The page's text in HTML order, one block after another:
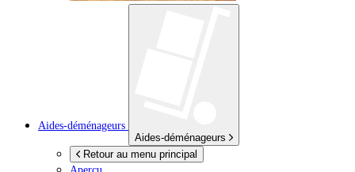
Aides-déménageurs
Aides-déménageurs
Retour au menu principal
Aperçu